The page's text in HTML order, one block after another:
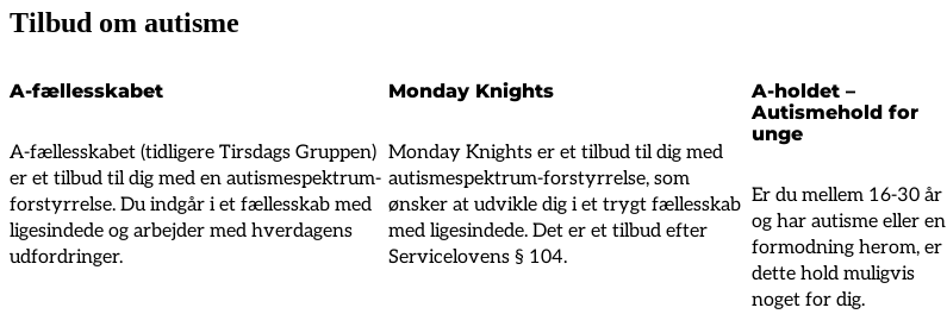
Tilbud om autisme
A-fællesskabet
A-fællesskabet (tidligere Tirsdags Gruppen)
er et tilbud til dig med en autismespektrum-
forstyrrelse. Du indgår i et fællesskab med
ligesindede og arbejder med hverdagens
udfordringer.
Monday Knights
Monday Knights er et tilbud til dig med
autismespektrum-forstyrrelse, som
ønsker at udvikle dig i et trygt fællesskab
med ligesindede. Det er et tilbud efter
Servicelovens § 104.
A-holdet –
Autismehold for
unge
Er du mellem 16-30 år
og har autisme eller en
formodning herom, er
dette hold muligvis
noget for dig.